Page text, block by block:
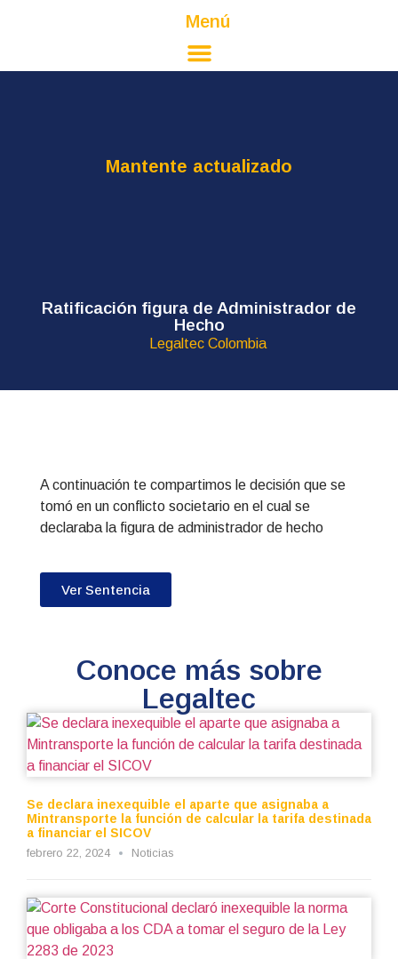
Menú
Mantente actualizado
Ratificación figura de Administrador de
Hecho
Legaltec Colombia
A continuación te compartimos le decisión que se
tomó en un conflicto societario en el cual se
declaraba la figura de administrador de hecho
Ver Sentencia
Conoce más sobre
Legaltec
Se declara inexequible el aparte que asignaba a
Mintransporte la función de calcular la tarifa destinada
a financiar el SICOV
febrero 22, 2024 Noticias